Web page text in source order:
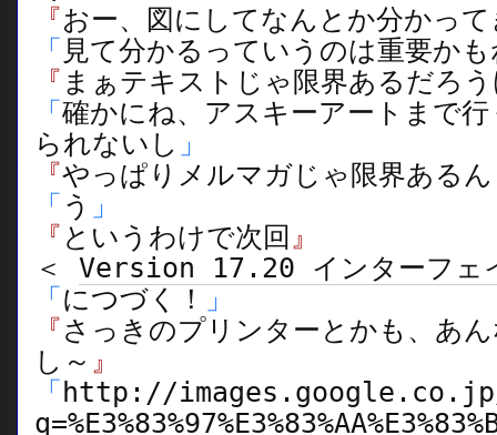
『おー、図にしてなんとか分かっ
「 見て分かるっていうのは重要か
『 まぁテキストじゃ限界あるだろ
「確かにね、アスキーアートまで
られないし 」
『やっぱりメルマガじゃ限界ある
「 う 」
『 というわけで次回 』
＜ Version 17.20 インターフェ
「につづく！
」
『さっきのプリンターとかも、あ
し～ 』
「http://